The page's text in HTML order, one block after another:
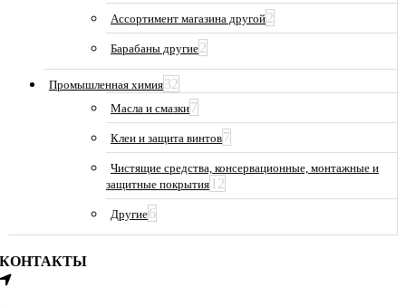
Ассортимент магазина другой2
Барабаны другие2
Промышленная химия32
Масла и смазки7
Клеи и защита винтов7
Чистящие средства, консервационные, монтажные и
защитные покрытия 12
Другие6
КОНТАКТЫ